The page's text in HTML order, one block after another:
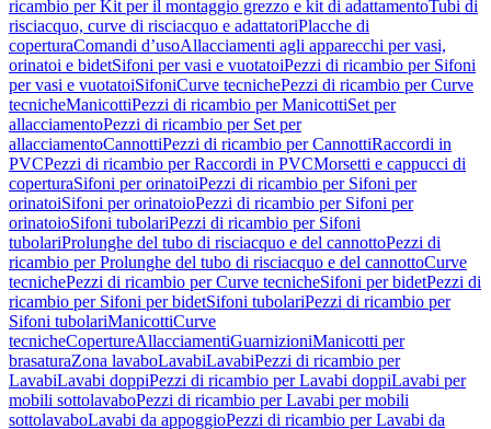
ricambio per Kit per il montaggio grezzo e kit di adattamentoTubi di
risciacquo, curve di risciacquo e adattatoriPlacche di
coperturaComandi d’usoAllacciamenti agli apparecchi per vasi,
orinatoi e bidetSifoni per vasi e vuotatoiPezzi di ricambio per Sifoni
per vasi e vuotatoiSifoniCurve tecnichePezzi di ricambio per Curve
tecnicheManicottiPezzi di ricambio per ManicottiSet per
allacciamentoPezzi di ricambio per Set per
allacciamentoCannottiPezzi di ricambio per CannottiRaccordi in
PVCPezzi di ricambio per Raccordi in PVCMorsetti e cappucci di
coperturaSifoni per orinatoiPezzi di ricambio per Sifoni per
orinatoiSifoni per orinatoioPezzi di ricambio per Sifoni per
orinatoioSifoni tubolariPezzi di ricambio per Sifoni
tubolariProlunghe del tubo di risciacquo e del cannottoPezzi di
ricambio per Prolunghe del tubo di risciacquo e del cannottoCurve
tecnichePezzi di ricambio per Curve tecnicheSifoni per bidetPezzi di
ricambio per Sifoni per bidetSifoni tubolariPezzi di ricambio per
Sifoni tubolariManicottiCurve
tecnicheCopertureAllacciamentiGuarnizioniManicotti per
brasaturaZona lavaboLavabiLavabiPezzi di ricambio per
LavabiLavabi doppiPezzi di ricambio per Lavabi doppiLavabi per
mobili sottolavaboPezzi di ricambio per Lavabi per mobili
sottolavaboLavabi da appoggioPezzi di ricambio per Lavabi da